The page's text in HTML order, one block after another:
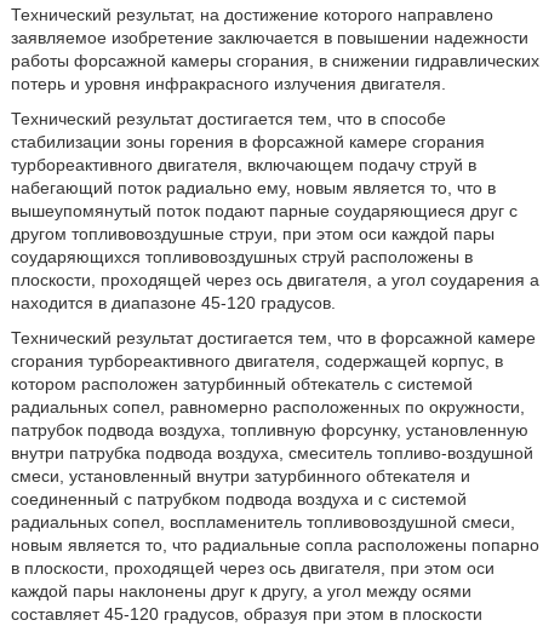
Технический результат, на достижение которого направлено
заявляемое изобретение заключается в повышении надежности
работы форсажной камеры сгорания, в снижении гидравлических
потерь и уровня инфракрасного излучения двигателя.
Технический результат достигается тем, что в способе
стабилизации зоны горения в форсажной камере сгорания
турбореактивного двигателя, включающем подачу струй в
набегающий поток радиально ему, новым является то, что в
вышеупомянутый поток подают парные соударяющиеся друг с
другом топливовоздушные струи, при этом оси каждой пары
соударяющихся топливовоздушных струй расположены в
плоскости, проходящей через ось двигателя, а угол соударения а
находится в диапазоне 45-120 градусов.
Технический результат достигается тем, что в форсажной камере
сгорания турбореактивного двигателя, содержащей корпус, в
котором расположен затурбинный обтекатель с системой
радиальных сопел, равномерно расположенных по окружности,
патрубок подвода воздуха, топливную форсунку, установленную
внутри патрубка подвода воздуха, смеситель топливо-воздушной
смеси, установленный внутри затурбинного обтекателя и
соединенный с патрубком подвода воздуха и с системой
радиальных сопел, воспламенитель топливовоздушной смеси,
новым является то, что радиальные сопла расположены попарно
в плоскости, проходящей через ось двигателя, при этом оси
каждой пары наклонены друг к другу, а угол между осями
составляет 45-120 градусов, образуя при этом в плоскости